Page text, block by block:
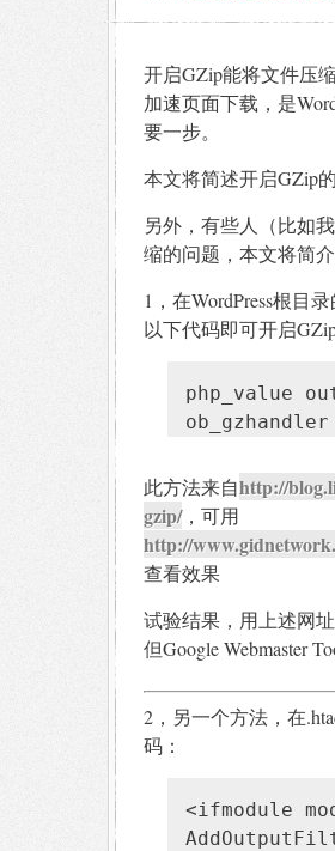
开启GZip能将文件压
加速页面下载，是
要一步。
本文将简述开启GZip的
另外，有些人（比如
缩的问题，本文将简
1，在WordPress根目
以下代码即可开启GZip
php_value
ob_gzhandler
此方法来自http://
gzip/，可用
http://
查看效果
试验结果，用上述网
但Google Webmaster
2，另一个方法，在
码：
<ifmodule